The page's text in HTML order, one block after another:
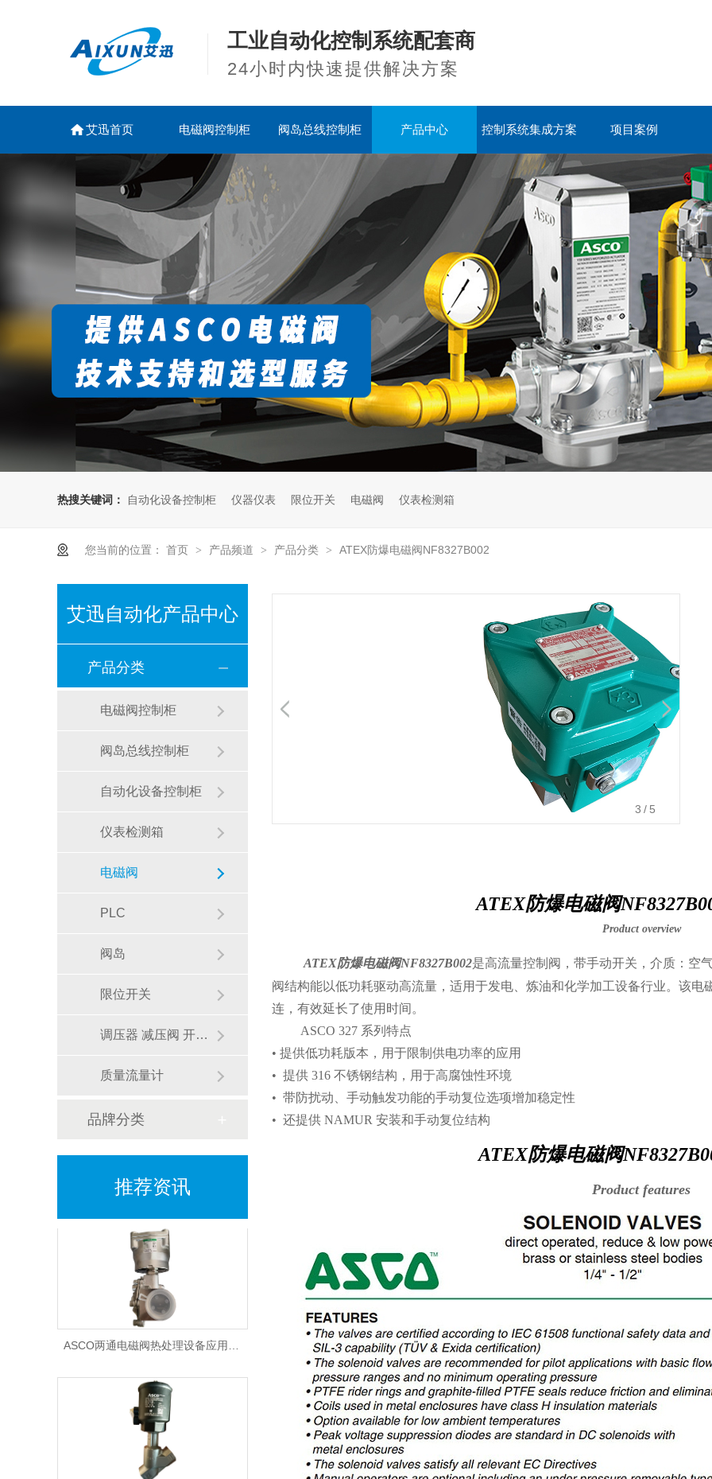
工业自动化控制系统配套商
24小时内快速提供解决方案
艾迅首页 电磁阀控制柜 阀岛总线控制柜 产品中心 控制系统集成方案 项目案例
热搜关键词： 自动化设备控制柜 仪器仪表 限位开关 电磁阀 仪表检测箱
您当前的位置： 首页 > 产品频道 > 产品分类 > ATEX防爆电磁阀NF8327B002
3 /5
ATEX防爆电磁阀
Product overview
ATEX防爆电磁阀NF8327B002是高流量控制阀，带手动开关，介质：空
阀结构能以低功耗驱动高流量，适用于发电、炼油和化学加工设备行业。该
连，有效延长了使用时间。
ASCO 327 系列特点
• 提供低功耗版本，用于限制供电功率的应用
• 提供 316 不锈钢结构，用于高腐蚀性环境
• 带防扰动、手动触发功能的手动复位选项增加稳定性
• 还提供 NAMUR 安装和手动复位结构
ATEX防爆电磁阀
Product features
艾迅自动化产品中心
产品分类
电磁阀控制柜
阀岛总线控制柜
自动化设备控制柜
仪表检测箱
电磁阀
PLC
阀岛
限位开关
调压器 减压阀 开关阀
质量流量计
品牌分类
推荐资讯